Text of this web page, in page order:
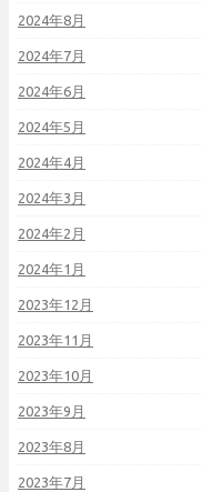
2024年8月
2024年7月
2024年6月
2024年5月
2024年4月
2024年3月
2024年2月
2024年1月
2023年12月
2023年11月
2023年10月
2023年9月
2023年8月
2023年7月